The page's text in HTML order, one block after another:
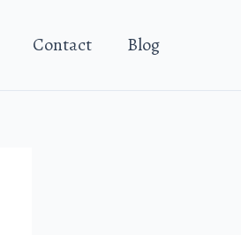
Contact Blog